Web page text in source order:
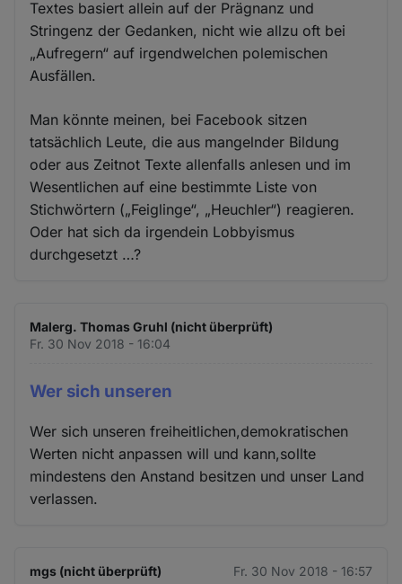
Textes basiert allein auf der Prägnanz und
Stringenz der Gedanken, nicht wie allzu oft bei
„Aufregern“ auf irgendwelchen polemischen
Ausfällen.
Man könnte meinen, bei Facebook sitzen
tatsächlich Leute, die aus mangelnder Bildung
oder aus Zeitnot Texte allenfalls anlesen und im
Wesentlichen auf eine bestimmte Liste von
Stichwörtern („Feiglinge“, „Heuchler“) reagieren.
Oder hat sich da irgendein Lobbyismus
durchgesetzt …?
Malerg. Thomas Gruhl (nicht überprüft)
Fr. 30 Nov 2018 - 16:04
Wer sich unseren
Wer sich unseren freiheitlichen,demokratischen
Werten nicht anpassen will und kann,sollte
mindestens den Anstand besitzen und unser Land
verlassen.
mgs (nicht überprüft) Fr. 30 Nov 2018 - 16:57